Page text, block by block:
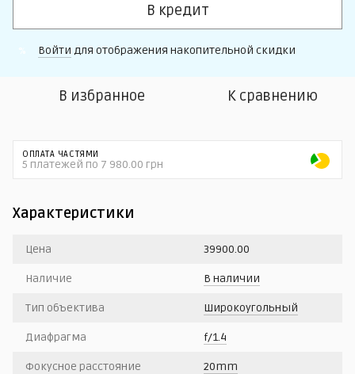
В кредит
Войти для отображения накопительной скидки
В избранное К сравнению
ОПЛАТА ЧАСТЯМИ
5 платежей по 7 980.00 грн
Характеристики
Цена 39900.00
Наличие В наличии
Тип объектива Широкоугольный
Диафрагма f/1.4
Фокусное расстояние 20mm